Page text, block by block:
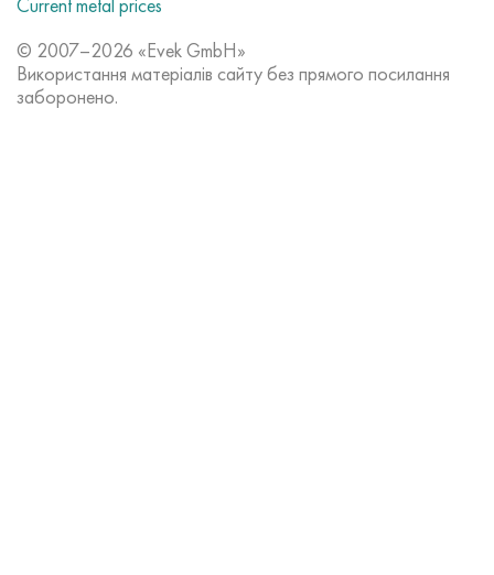
© 2007–2026 «Evek GmbH»
Використання матеріалів сайту без прямого посилання
заборонено.